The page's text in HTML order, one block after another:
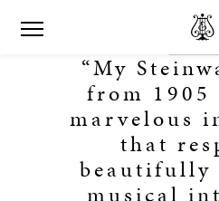
“My
from
marvelous
that
beautifully
musical